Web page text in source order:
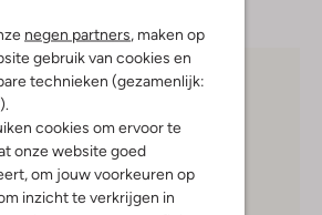
negen partners, maken op
gebruik van cookies en
technieken (gezamenlijk:
cookies om ervoor te
onze website goed
om jouw voorkeuren op
inzicht te verkrijgen in
vanaf €75,-
binnen 30 dagen*
met Klarna